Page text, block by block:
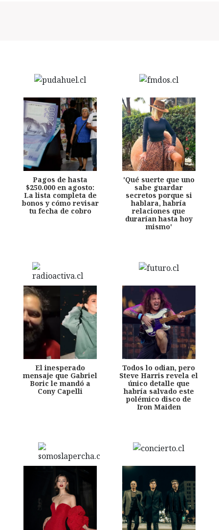
Pagos de hasta
$250.000 en agosto:
La lista completa de
bonos y cómo revisar
tu fecha de cobro
'Qué suerte que uno
sabe guardar
secretos porque si
hablara, habría
relaciones que
durarían hasta hoy
mismo'
El inesperado
mensaje que Gabriel
Boric le mandó a
Cony Capelli
Todos lo odian, pero
Steve Harris revela el
único detalle que
habría salvado este
polémico disco de
Iron Maiden